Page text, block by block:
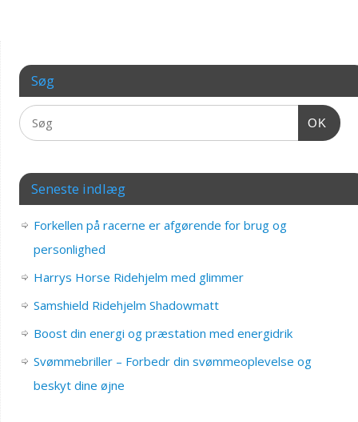
Søg
OK
Seneste indlæg
Forkellen på racerne er afgørende for brug og
personlighed
Harrys Horse Ridehjelm med glimmer
Samshield Ridehjelm Shadowmatt
Boost din energi og præstation med energidrik
Svømmebriller – Forbedr din svømmeoplevelse og
beskyt dine øjne